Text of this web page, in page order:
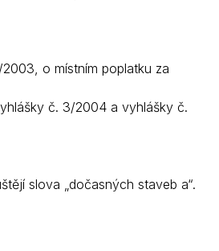
o místním poplatku za
č. 3/2004 a vyhlášky č.
slova „dočasných staveb a“.